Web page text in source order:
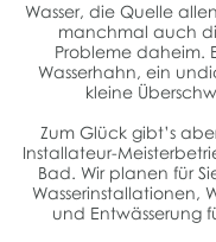
Wasser, die Quelle
manchmal auch
Probleme daheim.
Wasserhahn, ein
kleine
Zum Glück gibt’s
Installateur-
Bad. Wir planen für
Wasserinstallationen,
und Entwässerung